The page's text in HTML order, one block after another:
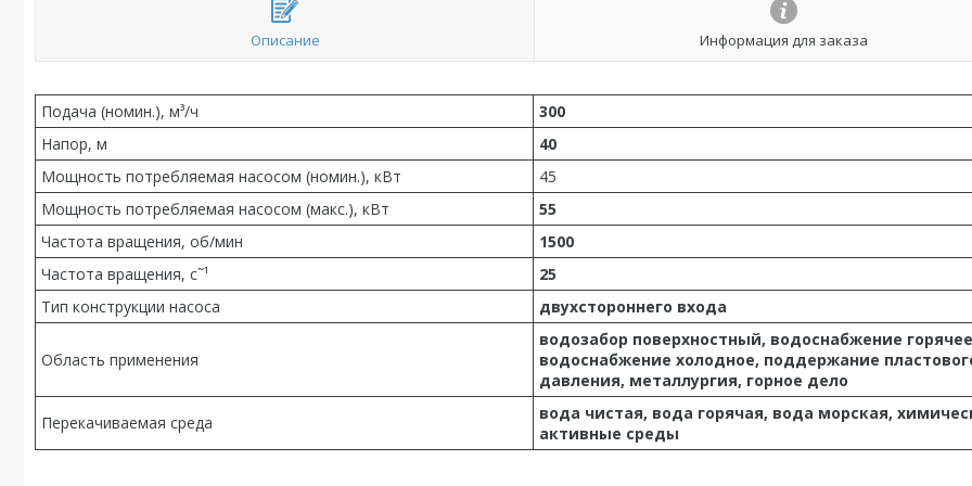
Описание Информация для заказа
Подача (номин.), м³/ч
300
Напор, м
40
Мощность потребляемая насосом (номин.), кВт
45
Мощность потребляемая насосом (макс.), кВт
55
Частота вращения, об/мин
1500
Частота вращения, c˜¹
25
Тип конструкции насоса
двухстороннего входа
Область применения
водозабор поверхностный, водоснабжение
водоснабжение холодное, поддержание
давления, металлургия, горное дело
Перекачиваемая среда
вода чистая, вода горячая, вода морская,
активные среды